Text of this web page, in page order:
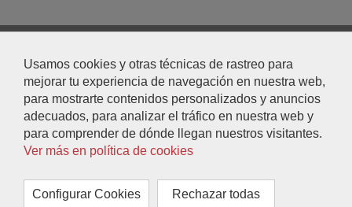
Usamos cookies y otras técnicas de rastreo para
mejorar tu experiencia de navegación en nuestra web,
para mostrarte contenidos personalizados y anuncios
adecuados, para analizar el tráfico en nuestra web y
para comprender de dónde llegan nuestros visitantes.
Ver más en política de cookies
Configurar Cookies Rechazar todas
Aviso Legal y Protección de Datos
|
Mapa Web
|
Accesibilidad
|
|